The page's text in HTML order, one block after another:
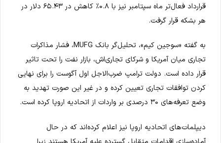
قرارداد فعال‌تر ماه سپتامبر نیز با ۰.۸٪ کاهش در ۶۵.۴۳ دلار در
هر بشکه قرار گرفت.
به گفته «سوجین کیم»، تحلیل‌گر بانک MUFG، فشار مذاکرات
تجاری میان آمریکا و شرکای تجاری‌اش، بازار نفت را تحت تاثیر
قرار داده است. دولت ترامپ ضرب‌الاجل اول آگوست را برای نهایی
کردن توافقات تجاری تعیین کرده و در غیر این صورت تهدید به
وضع تعرفه‌های ۳۰ درصدی بر واردات از اتحادیه اروپا کرده است.
دیپلمات‌های اتحادیه اروپا نیز اعلام کرده‌اند که در حال